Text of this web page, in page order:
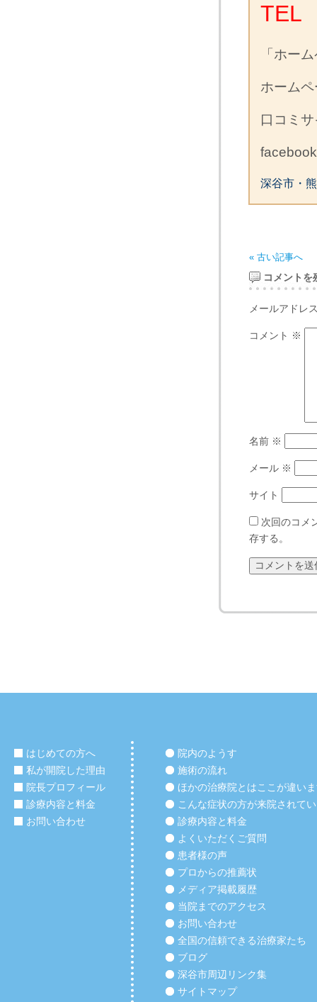
TEL
「ホー
ホーム
口コミ
深谷市・
« 古い記事へ
コメントを
メールアドレ
コメント ※
名前 ※
メール ※
サイト
次回のコメ
存する。
はじめての方へ
私が開院した理由
院長プロフィール
診療内容と料金
お問い合わせ
院内のようす
施術の流れ
ほかの治療院とはここが違い
こんな症状の方が来院されて
診療内容と料金
よくいただくご質問
患者様の声
プロからの推薦状
メディア掲載履歴
当院までのアクセス
お問い合わせ
全国の信頼できる治療家たち
ブログ
深谷市周辺リンク集
サイトマップ